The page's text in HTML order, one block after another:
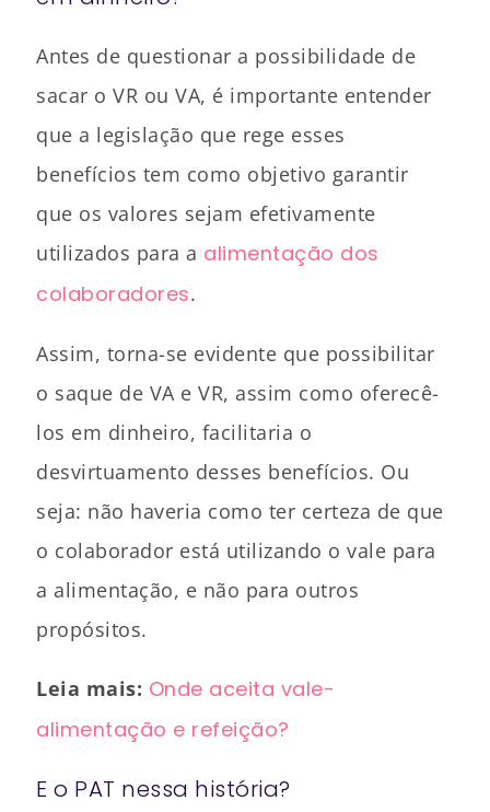
Antes de questionar a possibilidade de
sacar o VR ou VA, é importante entender
que a legislação que rege esses
benefícios tem como objetivo garantir
que os valores sejam efetivamente
utilizados para a alimentação dos
colaboradores.
Assim, torna-se evidente que possibilitar
o saque de VA e VR, assim como oferecê-
los em dinheiro, facilitaria o
desvirtuamento desses benefícios. Ou
seja: não haveria como ter certeza de que
o colaborador está utilizando o vale para
a alimentação, e não para outros
propósitos.
Leia mais: Onde aceita vale-
alimentação e refeição?
E o PAT nessa história?